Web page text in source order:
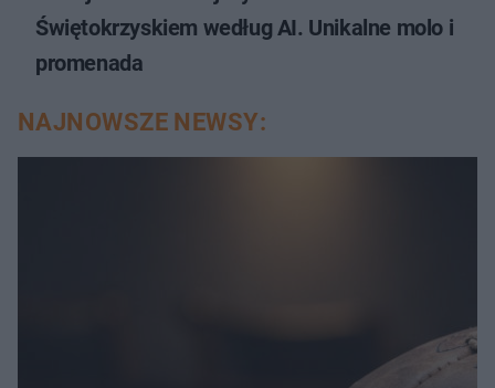
Świętokrzyskiem według AI. Unikalne molo i
promenada
NAJNOWSZE NEWSY: